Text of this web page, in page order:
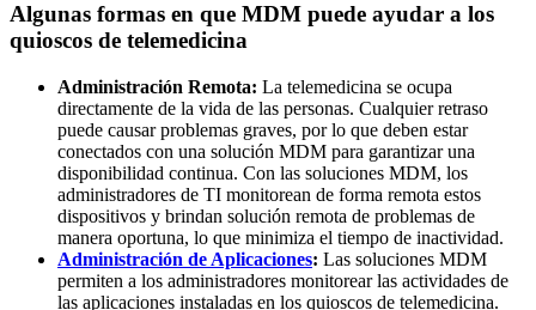
Algunas formas en que MDM puede ayudar a los
quioscos de telemedicina
Administración Remota: La telemedicina se ocupa
directamente de la vida de las personas. Cualquier retraso
puede causar problemas graves, por lo que deben estar
conectados con una solución MDM para garantizar una
disponibilidad continua. Con las soluciones MDM, los
administradores de TI monitorean de forma remota estos
dispositivos y brindan solución remota de problemas de
manera oportuna, lo que minimiza el tiempo de inactividad.
Administración de Aplicaciones: Las soluciones MDM
permiten a los administradores monitorear las actividades de
las aplicaciones instaladas en los quioscos de telemedicina.